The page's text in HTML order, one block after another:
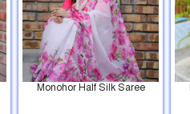
Monohor Half Silk Saree